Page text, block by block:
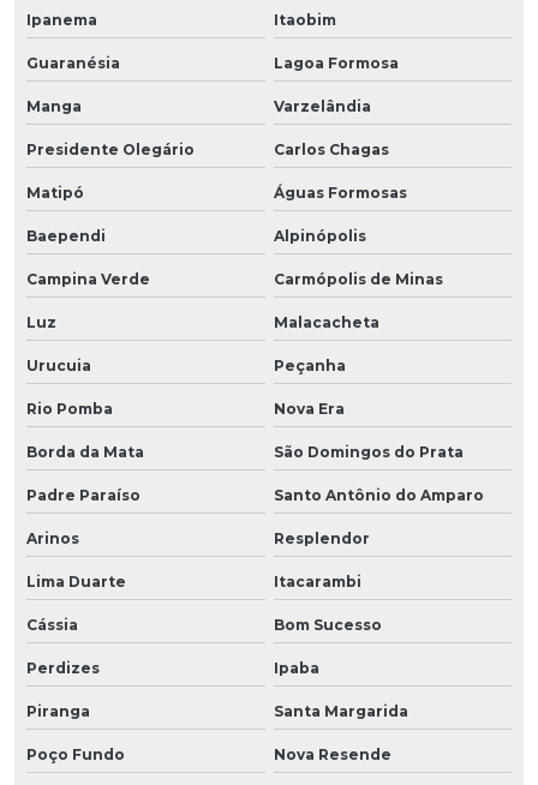
Ipanema Itaobim
Guaranésia Lagoa Formosa
Manga Varzelândia
Presidente Olegário Carlos Chagas
Matipó Águas Formosas
Baependi Alpinópolis
Campina Verde Carmópolis de Minas
Luz Malacacheta
Urucuia Peçanha
Rio Pomba Nova Era
Borda da Mata São Domingos do Prata
Padre Paraíso Santo Antônio do Amparo
Arinos Resplendor
Lima Duarte Itacarambi
Cássia Bom Sucesso
Perdizes Ipaba
Piranga Santa Margarida
Poço Fundo Nova Resende